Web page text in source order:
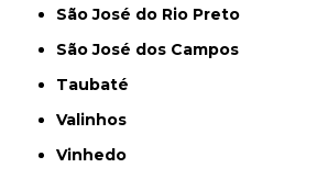
São José do Rio Preto
São José dos Campos
Taubaté
Valinhos
Vinhedo